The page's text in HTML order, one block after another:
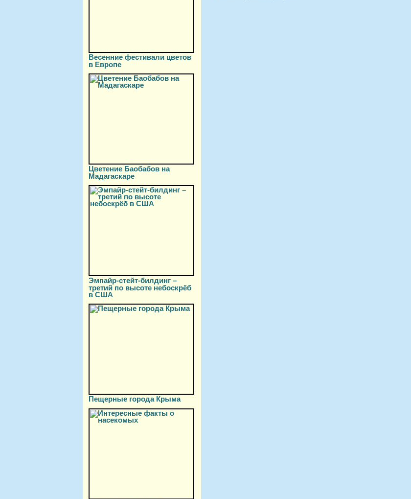
Весенние фестивали цветов
в Европе
Цветение Баобабов на
Мадагаскаре
Эмпайр-стейт-билдинг –
третий по высоте небоскрёб
в США
Пещерные города Крыма